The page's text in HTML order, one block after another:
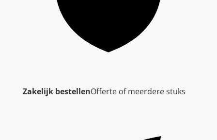
Zakelijk bestellenOfferte of meerdere stuks